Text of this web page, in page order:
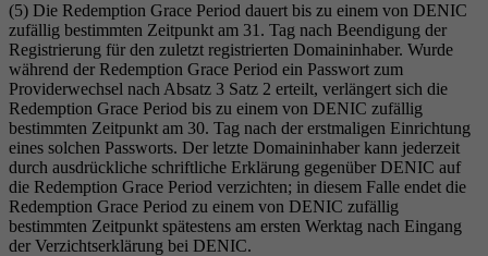
(5) Die Redemption Grace Period dauert bis zu einem von DENIC
zufällig bestimmten Zeitpunkt am 31. Tag nach Beendigung der
Registrierung für den zuletzt registrierten Domaininhaber. Wurde
während der Redemption Grace Period ein Passwort zum
Providerwechsel nach Absatz 3 Satz 2 erteilt, verlängert sich die
Redemption Grace Period bis zu einem von DENIC zufällig
bestimmten Zeitpunkt am 30. Tag nach der erstmaligen Einrichtung
eines solchen Passworts. Der letzte Domaininhaber kann jederzeit
durch ausdrückliche schriftliche Erklärung gegenüber DENIC auf
die Redemption Grace Period verzichten; in diesem Falle endet die
Redemption Grace Period zu einem von DENIC zufällig
bestimmten Zeitpunkt spätestens am ersten Werktag nach Eingang
der Verzichtserklärung bei DENIC.